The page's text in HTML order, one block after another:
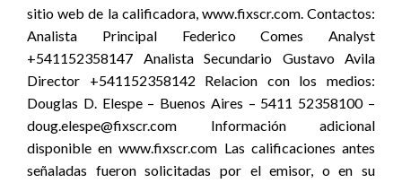
sitio web de la calificadora, www.fixscr.com. Contactos:
Analista Principal Federico Comes Analyst
+541152358147 Analista Secundario Gustavo Avila
Director +541152358142 Relacion con los medios:
Douglas D. Elespe – Buenos Aires – 5411 52358100 –
doug.elespe@fixscr.com Información adicional
disponible en www.fixscr.com Las calificaciones antes
señaladas fueron solicitadas por el emisor, o en su